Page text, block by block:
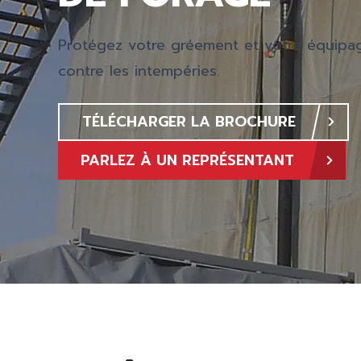
Protégez votre gréement et votre
contre les intempéries.
TÉLÉCHARGER LA BROCHURE
PARLEZ À UN REPRÉSENTANT